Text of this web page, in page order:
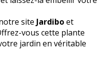
site Jardiboet
vous cette plante
jardin en véritable